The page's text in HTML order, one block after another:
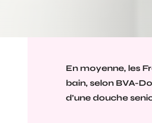
En moyenne, les
bain, selon BVA-
d’une douche